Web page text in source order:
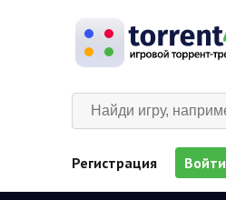
Регистрация Войти